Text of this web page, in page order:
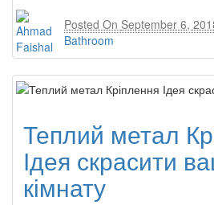
Posted On September 6,
Bathroom
Теплий метал
Ідея скрасити
кімнату